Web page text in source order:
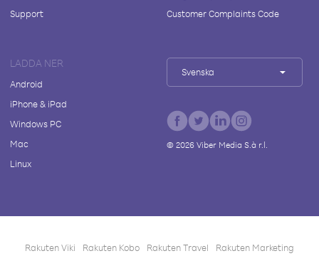
Support
Customer Complaints Code
LADDA NER
Android
iPhone & iPad
Windows PC
Mac
Linux
Svenska
© 2026Viber Media S.à r.l.
Rakuten Viki Rakuten Kobo Rakuten Travel Rakuten Marketing